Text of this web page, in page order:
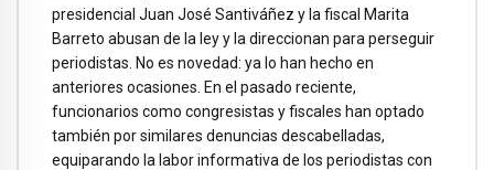
presidencial Juan José Santiváñez y la fiscal Marita
Barreto abusan de la ley y la direccionan para perseguir
periodistas. No es novedad: ya lo han hecho en
anteriores ocasiones. En el pasado reciente,
funcionarios como congresistas y fiscales han optado
también por similares denuncias descabelladas,
equiparando la labor informativa de los periodistas con